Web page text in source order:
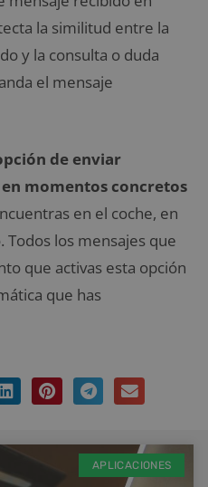
la similitud entre la
y la consulta o duda
el mensaje
de enviar
momentos concretos
en el coche, en
Todos los mensajes que
que activas esta opción
que has
APLICACIONES